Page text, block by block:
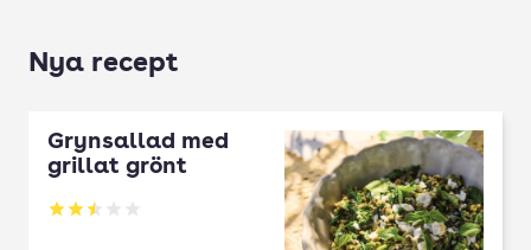
Nya recept
Grynsallad med
grillat grönt
Betyg: 2.5 av 5